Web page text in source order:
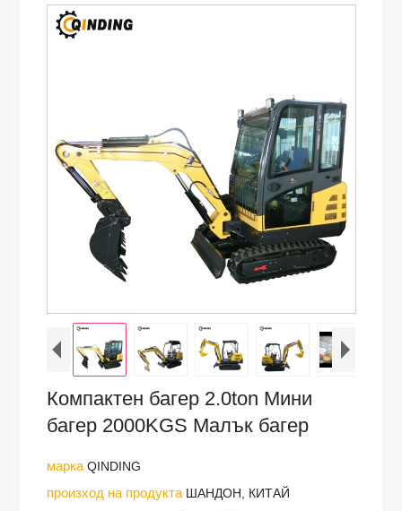
Компактен багер 2.0ton Мини
багер 2000KGS Малък багер
маркаQINDING
произход на продукта ШАНДОН, КИТАЙ